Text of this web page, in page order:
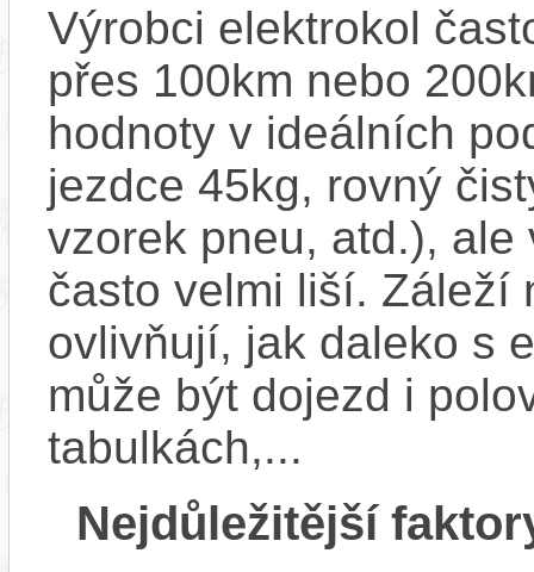
Výrobci elektrokol
přes 100km nebo
hodnoty v ideálních
jezdce 45kg, rovný
vzorek pneu, atd.),
často velmi liší. Záleží
ovlivňují, jak daleko s
může být dojezd i
tabulkách,...
Nejdůležitější